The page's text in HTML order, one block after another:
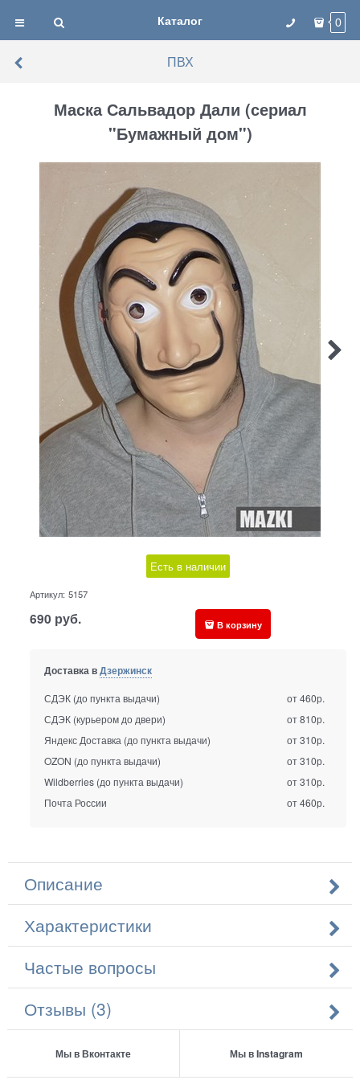
Каталог 0
ПВХ
Маска Сальвадор Дали (сериал
"Бумажный дом")
Есть в наличии
Артикул: 5157
690 руб. В корзину
Доставка вДзержинск
СДЭК (до пункта выдачи)
от 460р.
СДЭК (курьером до двери)
от 810р.
Яндекс Доставка (до пункта выдачи)
от 310р.
OZON (до пункта выдачи)
от 310р.
Wildberries (до пункта выдачи)
от 310р.
Почта России
от 460р.
Описание
Характеристики
Частые вопросы
Отзывы (3)
Мы в Вконтакте Мы в Instagram